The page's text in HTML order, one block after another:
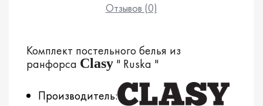
Отзывов (0)
Комплект постельного белья из
ранфорса Clasy " Ruska "
Производитель: